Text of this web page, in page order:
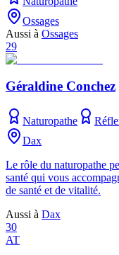
Ossages
Aussi à Ossages
29
Géraldine Conchez
Naturopathe
Dax
Le rôle du naturopathe
santé qui vous
de santé et de vitalité.
Aussi à Dax
30
AT